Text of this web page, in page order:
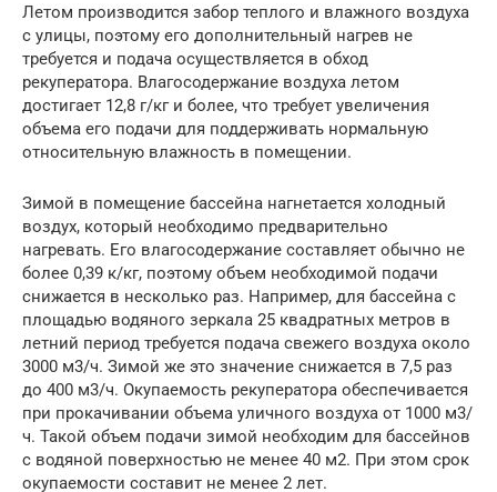
Летом производится забор теплого и влажного воздуха
с улицы, поэтому его дополнительный нагрев не
требуется и подача осуществляется в обход
рекуператора. Влагосодержание воздуха летом
достигает 12,8 г/кг и более, что требует увеличения
объема его подачи для поддерживать нормальную
относительную влажность в помещении.
Зимой в помещение бассейна нагнетается холодный
воздух, который необходимо предварительно
нагревать. Его влагосодержание составляет обычно не
более 0,39 к/кг, поэтому объем необходимой подачи
снижается в несколько раз. Например, для бассейна с
площадью водяного зеркала 25 квадратных метров в
летний период требуется подача свежего воздуха около
3000 м3/ч. Зимой же это значение снижается в 7,5 раз
до 400 м3/ч. Окупаемость рекуператора обеспечивается
при прокачивании объема уличного воздуха от 1000 м3/
ч. Такой объем подачи зимой необходим для бассейнов
с водяной поверхностью не менее 40 м2. При этом срок
окупаемости составит не менее 2 лет.